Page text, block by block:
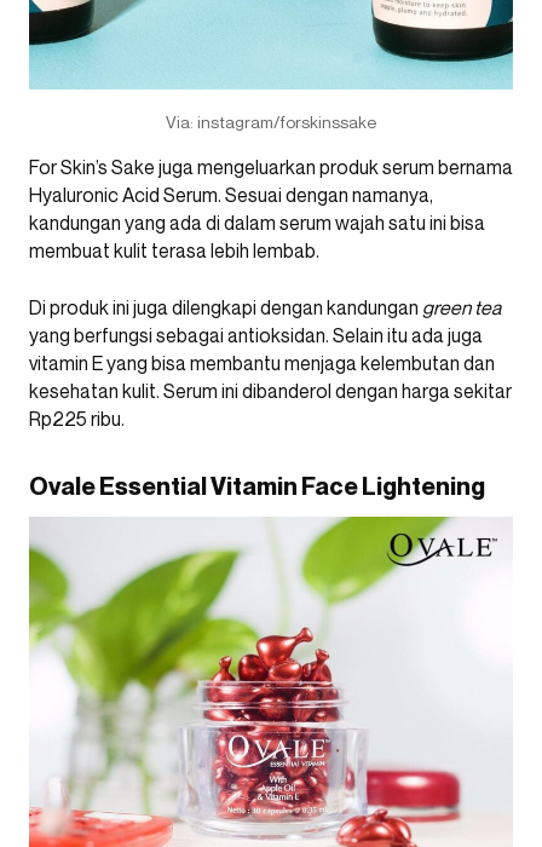
Via: instagram/forskinssake
For Skin’s Sake juga mengeluarkan produk serum bernama
Hyaluronic Acid Serum. Sesuai dengan namanya,
kandungan yang ada di dalam serum wajah satu ini bisa
membuat kulit terasa lebih lembab.
Di produk ini juga dilengkapi dengan kandungan green tea
yang berfungsi sebagai antioksidan. Selain itu ada juga
vitamin E yang bisa membantu menjaga kelembutan dan
kesehatan kulit. Serum ini dibanderol dengan harga sekitar
Rp225 ribu.
Ovale Essential Vitamin Face Lightening